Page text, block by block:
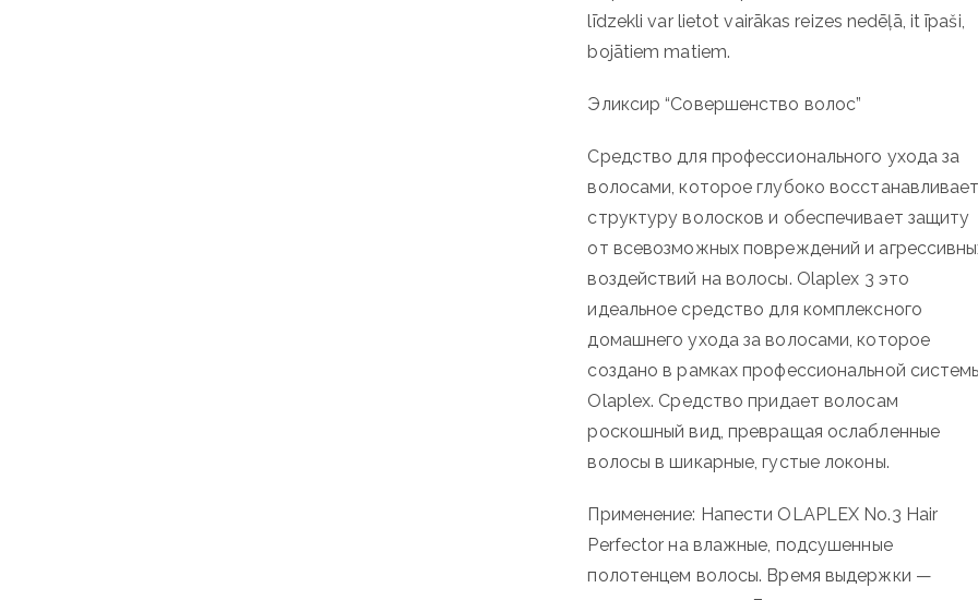
līdzekli var lietot vairākas reizes nedēļā, it īpaši,
bojātiem matiem.
Эликсир “Совершенство волос”
Средство для профессионального ухода за
волосами, которое глубоко восстанавливает
структуру волосков и обеспечивает защиту
от всевозможных повреждений и
воздействий на волосы. Olaplex 3 это
идеальное средство для комплексного
домашнего ухода за волосами, которое
создано в рамках профессиональной
Olaplex. Средство придает волосам
роскошный вид, превращая ослабленные
волосы в шикарные, густые локоны.
Применение: Напести OLAPLEX No.3 Hair
Perfector на влажные, подсушенные
полотенцем волосы. Время выдержки —